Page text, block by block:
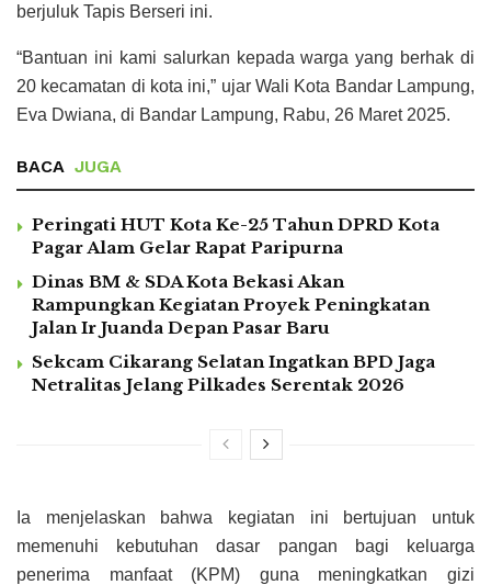
berjuluk Tapis Berseri ini.
“Bantuan ini kami salurkan kepada warga yang berhak di
20 kecamatan di kota ini,” ujar Wali Kota Bandar Lampung,
Eva Dwiana, di Bandar Lampung, Rabu, 26 Maret 2025.
BACA JUGA
Peringati HUT Kota Ke-25 Tahun DPRD Kota
Pagar Alam Gelar Rapat Paripurna
Dinas BM & SDA Kota Bekasi Akan
Rampungkan Kegiatan Proyek Peningkatan
Jalan Ir Juanda Depan Pasar Baru
Sekcam Cikarang Selatan Ingatkan BPD Jaga
Netralitas Jelang Pilkades Serentak 2026
Ia menjelaskan bahwa kegiatan ini bertujuan untuk
memenuhi kebutuhan dasar pangan bagi keluarga
penerima manfaat (KPM) guna meningkatkan gizi